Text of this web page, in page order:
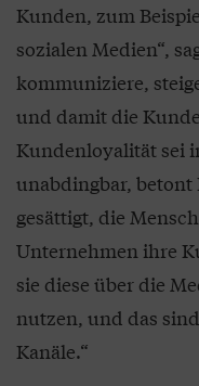
Kunden, zum
sozialen Medien“,
kommuniziere,
und damit die
Kundenloyalität sei
unabdingbar, betont
gesättigt, die
Unternehmen ihre
sie diese über die
nutzen, und das
Kanäle.“